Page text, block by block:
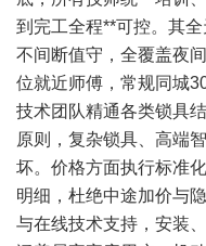
到完工全程**可控。其
不间断值守，全覆盖夜
位就近师傅，常规同城
技术团队精通各类锁具
原则，复杂锁具、高端
坏。价格方面执行标准
明细，杜绝中途加价与
与在线技术支持，安装